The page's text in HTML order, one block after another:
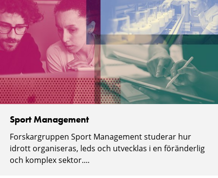
Sport Management
Forskargruppen Sport Management studerar hur
idrott organiseras, leds och utvecklas i en föränderlig
och komplex sektor....